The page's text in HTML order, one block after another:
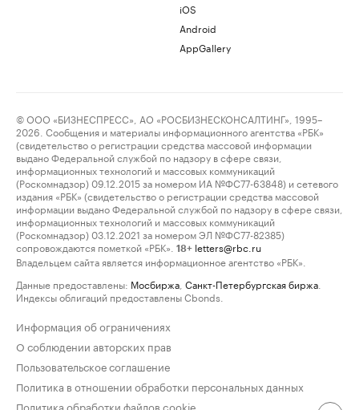
iOS
Android
AppGallery
© ООО «БИЗНЕСПРЕСС», АО «РОСБИЗНЕСКОНСАЛТИНГ», 1995–
2026. Сообщения и материалы информационного агентства «РБК»
(свидетельство о регистрации средства массовой информации
выдано Федеральной службой по надзору в сфере связи,
информационных технологий и массовых коммуникаций
(Роскомнадзор) 09.12.2015 за номером ИА №ФС77-63848) и сетевого
издания «РБК» (свидетельство о регистрации средства массовой
информации выдано Федеральной службой по надзору в сфере связи,
информационных технологий и массовых коммуникаций
(Роскомнадзор) 03.12.2021 за номером ЭЛ №ФС77-82385)
сопровождаются пометкой «РБК».
18+ letters@rbc.ru
Владельцем сайта является информационное агентство «РБК».
Данные предоставлены: Мосбиржа Санкт-Петербургская биржа
Индексы облигаций предоставлены Cbonds.
Информация об ограничениях
О соблюдении авторских прав
Пользовательское соглашение
Политика в отношении обработки персональных данных
Политика обработки файлов cookie